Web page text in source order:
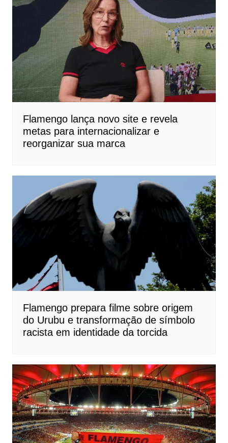
Flamengo lança novo site e revela
metas para internacionalizar e
reorganizar sua marca
Flamengo prepara filme sobre origem
do Urubu e transformação de símbolo
racista em identidade da torcida